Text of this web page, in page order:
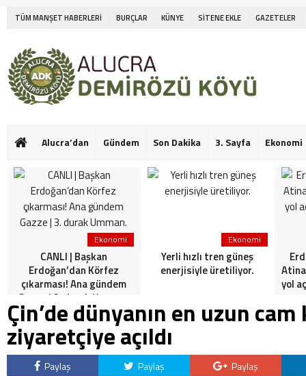
TÜM MANŞET HABERLERİ BURÇLAR KÜNYE SİTENE EKLE GAZETELER
Alucra’dan Gündem Son Dakika 3. Sayfa Ekonomi
Ekonomi
CANLI | Başkan
Erdoğan’dan Körfez
çıkarması! Ana gündem
Gazze | 3. durak Umman.
Ekonomi
Yerli hızlı tren güneş
enerjisiyle üretiliyor.
yol
Çin’de dünyanın en uzun
ziyaretçiye açıldı
Paylaş Paylaş Paylaş